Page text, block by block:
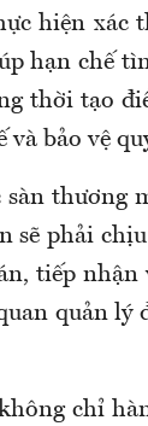
hiện xác
hạn chế
thời tạo
và bảo vệ
sàn thương
sẽ phải
tiếp nhận
quản lý
chỉ